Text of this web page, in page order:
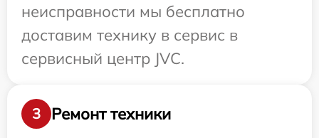
неисправности мы бесплатно
доставим технику в сервис в
сервисный центр JVC.
3
Ремонт техники